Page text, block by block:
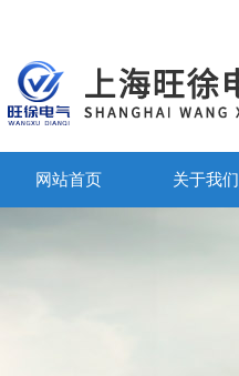
网站首页 关于我们